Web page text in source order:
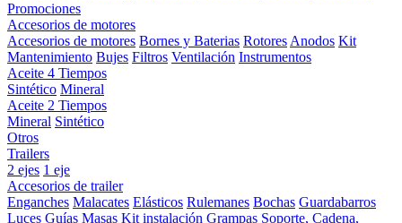
Promociones
Accesorios de motores
Accesorios de motores Bornes y Baterias Rotores Anodos Kit
Mantenimiento Bujes Filtros Ventilación Instrumentos
Aceite 4 Tiempos
Sintético Mineral
Aceite 2 Tiempos
Mineral Sintético
Otros
Trailers
2 ejes 1 eje
Accesorios de trailer
Enganches Malacates Elásticos Rulemanes Bochas Guardabarros
Luces Guías Masas Kit instalación Grampas Soporte, Cadena,